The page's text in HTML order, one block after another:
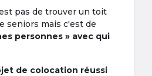
pas de trouver un toit
seniors mais c'est de
personnes » avec qui
de colocation réussi